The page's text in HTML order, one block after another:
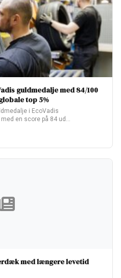
guldmedalje med 84/100
top 5%
i EcoVadis
en score på 84 ud…
med længere levetid